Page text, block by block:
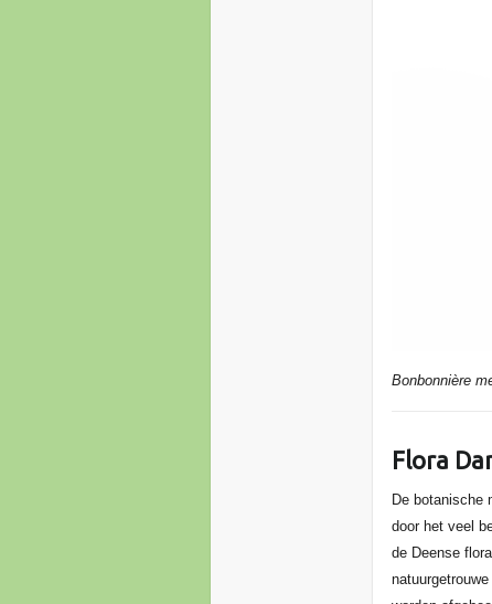
Bonbonnière
Flora
De botanische
door het veel
de Deense